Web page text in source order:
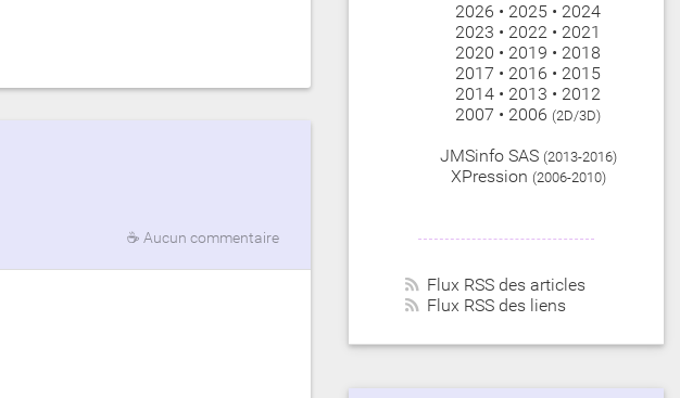
2026 • 2025 • 2024
2023 • 2022 • 2021
2020 • 2019 • 2018
2017 • 2016 • 2015
2014 • 2013 • 2012
2007 • 2006 (2D/3D)
JMSinfo SAS (2013-2016)
XPression (2006-2010)
Flux RSS des articles
Flux RSS des liens
☕Aucun commentaire